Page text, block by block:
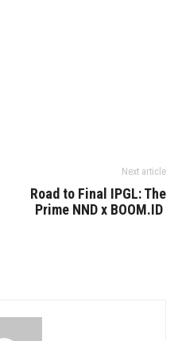
Next article
Road to Final IPGL: The
Prime NND x BOOM.ID